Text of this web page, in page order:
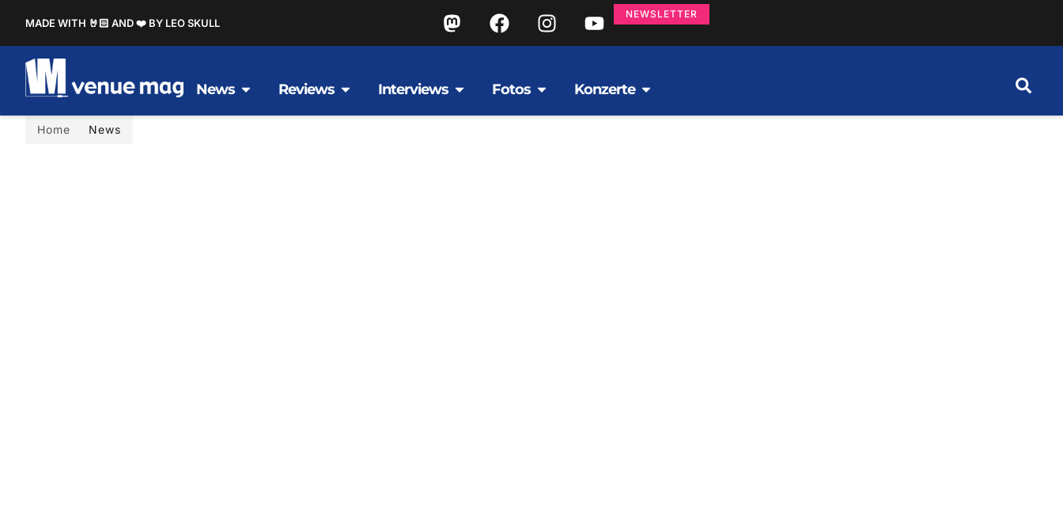
MADE WITH 🤘🏻 AND ❤️ BY LEO SKULL
NEWSLETTER
News Reviews Interviews Fotos Konzerte
Home News